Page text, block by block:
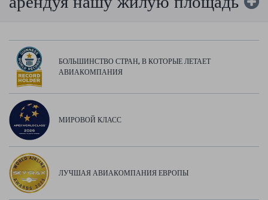
БОЛЬШИНСТВО СТРАН, В КОТОРЫЕ ЛЕТАЕТ
АВИАКОМПАНИЯ
МИРОВОЙ КЛАСС
ЛУЧШАЯ АВИАКОМПАНИЯ ЕВРОПЫ